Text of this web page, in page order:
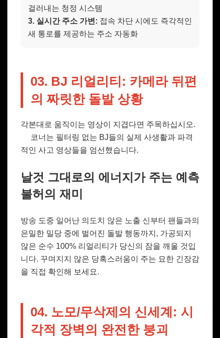
걸러내는 청정 시스템
3. 실시간 주소 가변: 접속 차단 시에도 즉각적인
새 통로를 제공하는 주소 자동화
03. BJ 리얼리티: 카메라 뒤편
의 짜릿한 돌발 상황
각본대로 움직이는 영상이 지겹다면 주목하십시오.
코너는 필터링 없는 BJ들의 실제 사생활과 파격
적인 사고 영상들을 엄선했습니다.
날것 그대로의 에너지가 주는 예측
불허의 재미
방송 도중 일어난 의도치 않은 노출 신부터 팬들과의
은밀한 밀당 중에 벌어진 돌발 행동까지, 가공되지
않은 순수 100% 리얼리티가 당신의 잠을 깨울 것입
니다. 꾸며지지 않은 당혹스러움이 주는 묘한 긴장감
을 직접 확인해 보세요.
04. 노모/무삭제의 신세계: 시
각적 장벽의 완전한 붕괴